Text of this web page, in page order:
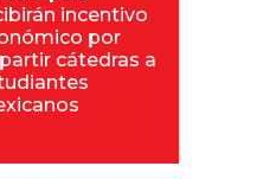
incentivo
por
cátedras a